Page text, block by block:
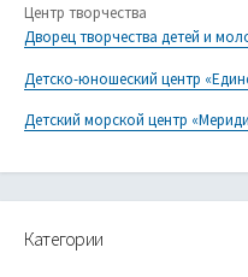
Центр творчества
Дворец творчества детей и
Детско-юношеский центр
Детский морской центр
Категории